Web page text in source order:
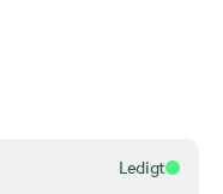
Ledigt